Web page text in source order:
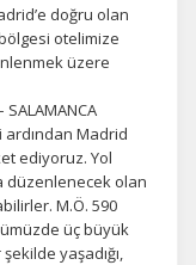
doğru olan
otelimize
üzere
ardından Madrid
ediyoruz. Yol
düzenlenecek olan
M.Ö. 590
üç büyük
yaşadığı,